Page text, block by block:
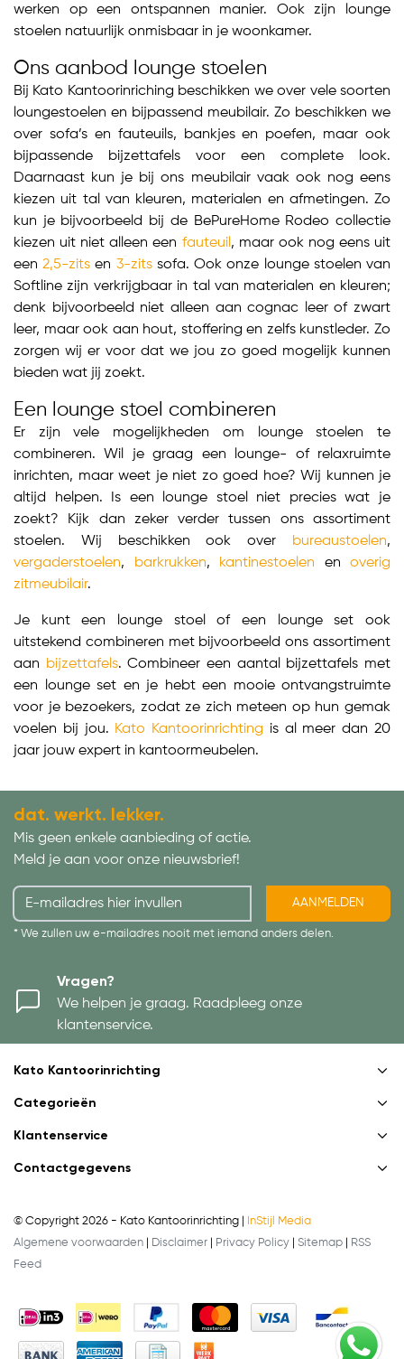
werken op een ontspannen manier. Ook zijn lounge
stoelen natuurlijk onmisbaar in je woonkamer.
Ons aanbod lounge stoelen
Bij Kato Kantoorinriching beschikken we over vele soorten
loungestoelen en bijpassend meubilair. Zo beschikken we
over sofa’s en fauteuils, bankjes en poefen, maar ook
bijpassende bijzettafels voor een complete look.
Daarnaast kun je bij ons meubilair vaak ook nog eens
kiezen uit tal van kleuren, materialen en afmetingen. Zo
kun je bijvoorbeeld bij de BePureHome Rodeo collectie
kiezen uit niet alleen een fauteuil , maar ook nog eens uit
een2,5-zits en 3-zitssofa. Ook onze lounge stoelen van
Softline zijn verkrijgbaar in tal van materialen en kleuren;
denk bijvoorbeeld niet alleen aan cognac leer of zwart
leer, maar ook aan hout, stoffering en zelfs kunstleder. Zo
zorgen wij er voor dat we jou zo goed mogelijk kunnen
bieden wat jij zoekt.
Een lounge stoel combineren
Er zijn vele mogelijkheden om lounge stoelen te
combineren. Wil je graag een lounge- of relaxruimte
inrichten, maar weet je niet zo goed hoe? Wij kunnen je
altijd helpen. Is een lounge stoel niet precies wat je
zoekt? Kijk dan zeker verder tussen ons assortiment
stoelen. Wij beschikken ook over
bureaustoelen,
vergaderstoelen, barkrukken, kantinestoelen en overig
zitmeubilair.
Je kunt een lounge stoel of een lounge set ook
uitstekend combineren met bijvoorbeeld ons assortiment
aan
bijzettafels. Combineer een aantal bijzettafels met
een lounge set en je hebt een mooie ontvangstruimte
voor je bezoekers, zodat ze zich meteen op hun gemak
voelen bij jou. Kato Kantoorinrichting is al meer dan 20
jaar jouw expert in kantoormeubelen.
dat. werkt. lekker.
Mis geen enkele aanbieding of actie.
Meld je aan voor onze nieuwsbrief!
AANMELDEN
* We zullen uw e-mailadres nooit met iemand anders delen.
Vragen?
We helpen je graag. Raadpleeg onze
klantenservice.
Kato Kantoorinrichting
Categorieën
Klantenservice
Contactgegevens
© Copyright 2026 - Kato Kantoorinrichting |
InStijl Media
Algemene voorwaarden
Disclaimer Privacy Policy Sitemap
RSS
Feed